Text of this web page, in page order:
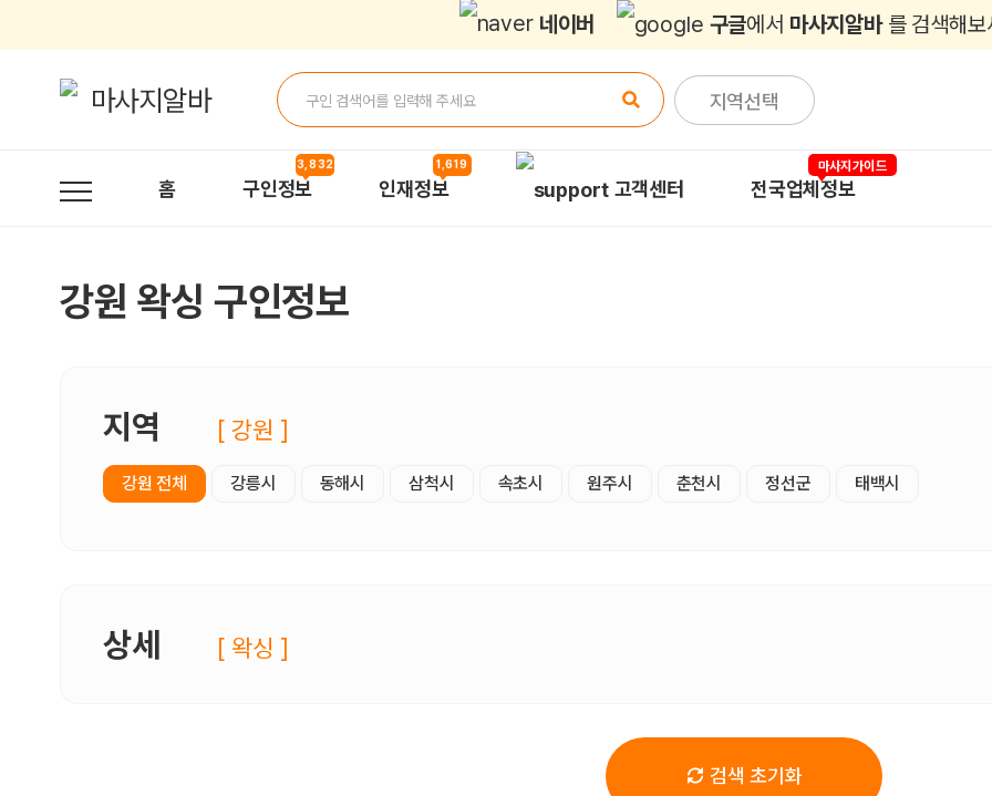
네이버 구글에서 마사지알바 를 검색해보
지역선택
홈 구인정보
3,832
인재정보
1,619
고객센터 전국업체정보
마사지가이드
강원 왁싱 구인정보
지역 [ 강원 ]
강원 전체 강릉시 동해시 삼척시 속초시 원주시 춘천시 정선군 태백시
상세 [ 왁싱 ]
검색 초기화